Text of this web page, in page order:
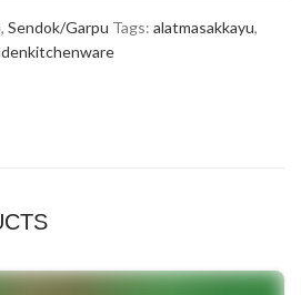
, Sendok/Garpu Tags: alatmasakkayu,